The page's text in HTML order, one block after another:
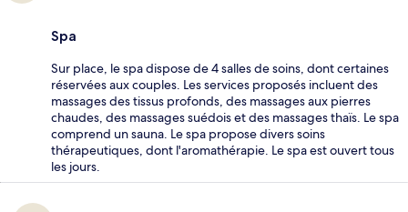
Spa
Sur place, le spa dispose de 4 salles de soins, dont certaines
réservées aux couples. Les services proposés incluent des
massages des tissus profonds, des massages aux pierres
chaudes, des massages suédois et des massages thaïs. Le spa
comprend un sauna. Le spa propose divers soins
thérapeutiques, dont l'aromathérapie. Le spa est ouvert tous
les jours.